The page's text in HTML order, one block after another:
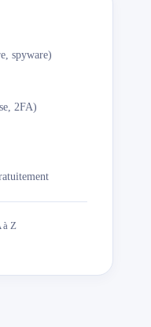
spyware)
2FA)
à Z